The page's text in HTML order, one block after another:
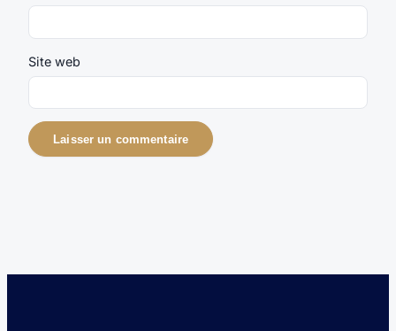
Site web